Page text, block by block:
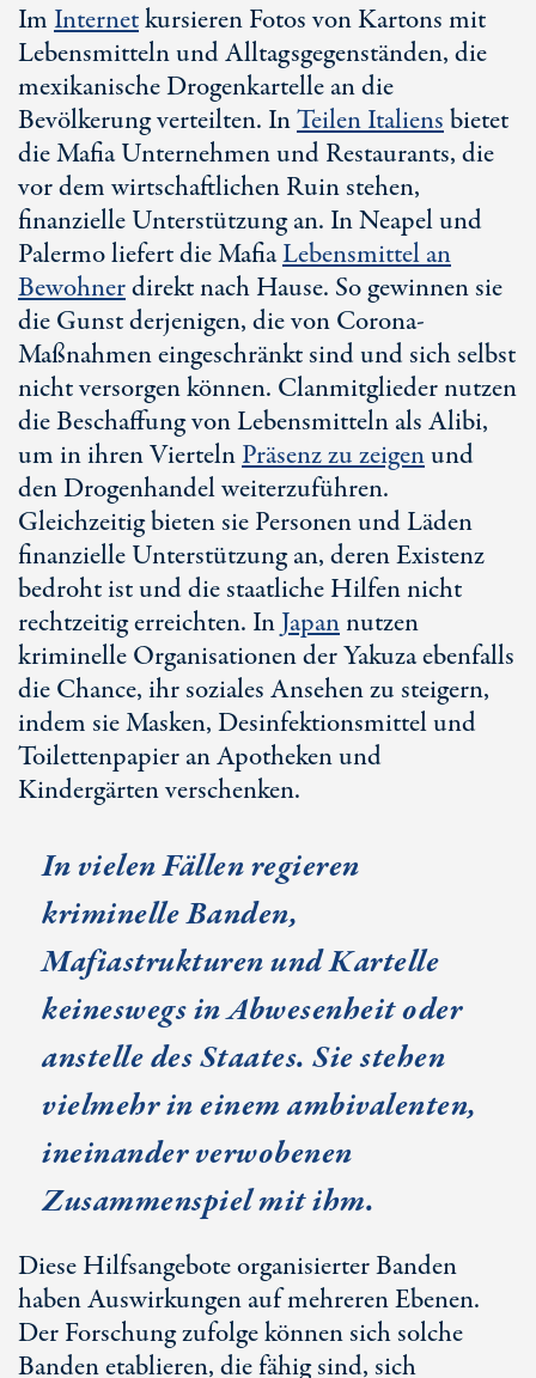
ImInternetkursieren Fotos von Kartons mit
Lebensmitteln und Alltagsgegenständen, die
mexikanische Drogenkartelle an die
Bevölkerung verteilten. InTeilen Italiensbietet
die Mafia Unternehmen und Restaurants, die
vor dem wirtschaftlichen Ruin stehen,
finanzielle Unterstützung an. In Neapel und
Palermo liefert die MafiaLebensmittel an
Bewohnerdirekt nach Hause. So gewinnen sie
die Gunst derjenigen, die von Corona-
Maßnahmen eingeschränkt sind und sich selbst
nicht versorgen können. Clanmitglieder nutzen
die Beschaffung von Lebensmitteln als Alibi,
um in ihren ViertelnPräsenz zu zeigenund
den Drogenhandel weiterzuführen.
Gleichzeitig bieten sie Personen und Läden
finanzielle Unterstützung an, deren Existenz
bedroht ist und die staatliche Hilfen nicht
rechtzeitig erreichten. InJapannutzen
kriminelle Organisationen der Yakuza ebenfalls
die Chance, ihr soziales Ansehen zu steigern,
indem sie Masken, Desinfektionsmittel und
Toilettenpapier an Apotheken und
Kindergärten verschenken.
In vielen Fällen regieren
kriminelle Banden,
Mafiastrukturen und Kartelle
keineswegs in Abwesenheit oder
anstelle des Staates. Sie stehen
vielmehr in einem ambivalenten,
ineinander verwobenen
Zusammenspiel mit ihm.
Diese Hilfsangebote organisierter Banden
haben Auswirkungen auf mehreren Ebenen.
Der Forschung zufolge können sich solche
Banden etablieren, die fähig sind, sich